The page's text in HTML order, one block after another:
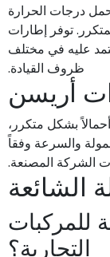
درجات الحرارة
توفر إطارات
عليه في مختلف
ظروف القيادة.
أريسن
بشكل متكرر،
والسرعة وفقاً
الشركة المصنعة.
الشائعة
للمركبات
التجارية؟